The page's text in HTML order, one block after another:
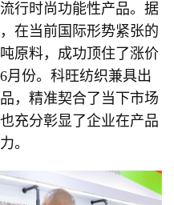
行时尚功能性产品。据
在当前国际形势紧张的
原料，成功顶住了涨价
月份。科旺纺织兼具出
，精准契合了当下市场
充分彰显了企业在产品
。